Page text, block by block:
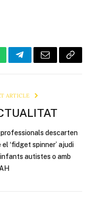
TelegramEmail Copy
ARTICLE
professionals descarten
el ‘fidget spinner’ ajudi
autistes o amb